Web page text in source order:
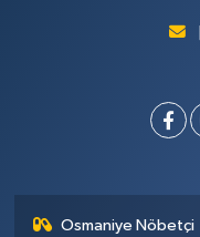
Osmaniye Nöbetçi